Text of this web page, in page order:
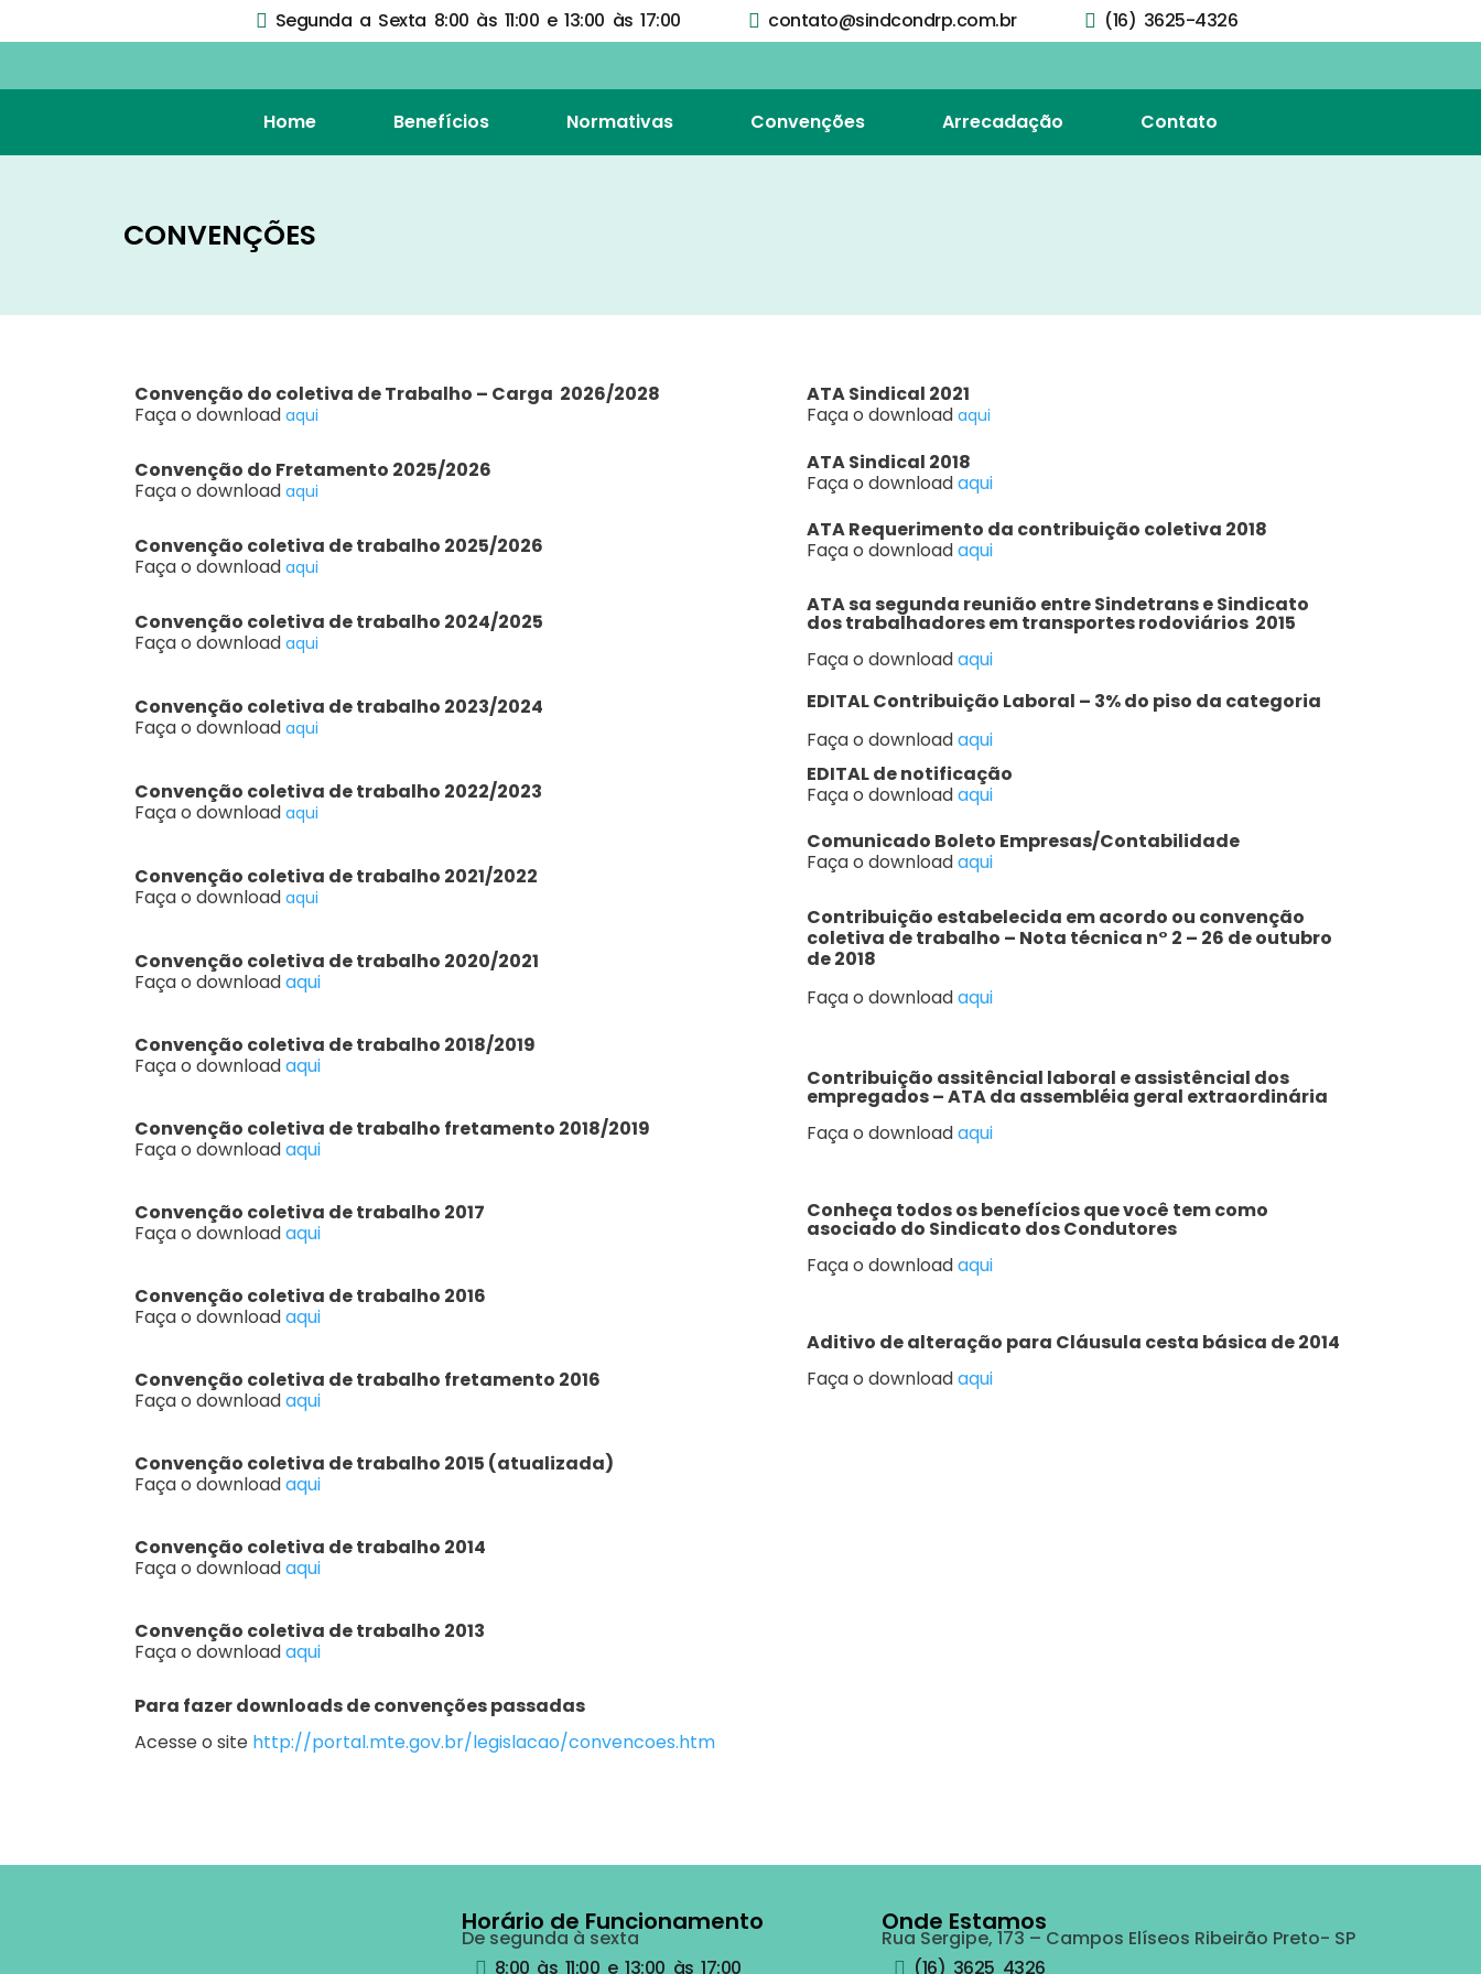
Segunda a Sexta 8:00 às 11:00 e 13:00 às 17:00 contato@sindcondrp.com.br (16) 3625-4326
Home Benefícios Normativas Convenções Arrecadação Contato
CONVENÇÕES
Convenção do coletiva de Trabalho – Carga 2026/2028
Faça o download aqui
Convenção do Fretamento 2025/2026
Faça o download aqui
Convenção coletiva de trabalho 2025/2026
Faça o download aqui
Convenção coletiva de trabalho 2024/2025
Faça o download aqui
Convenção coletiva de trabalho 2023/2024
Faça o download aqui
Convenção coletiva de trabalho 2022/2023
Faça o download aqui
Convenção coletiva de trabalho 2021/2022
Faça o download aqui
Convenção coletiva de trabalho 2020/2021
Faça o downloadaqui
Convenção coletiva de trabalho 2018/2019
Faça o downloadaqui
Convenção coletiva de trabalho fretamento 2018/2019
Faça o downloadaqui
Convenção coletiva de trabalho 2017
Faça o downloadaqui
Convenção coletiva de trabalho 2016
Faça o downloadaqui
Convenção coletiva de trabalho fretamento 2016
Faça o downloadaqui
Convenção coletiva de trabalho 2015 (atualizada)
Faça o downloadaqui
Convenção coletiva de trabalho 2014
Faça o downloadaqui
Convenção coletiva de trabalho 2013
Faça o downloadaqui
Para fazer downloads de convenções passadas
Acesse o site http://portal.mte.gov.br/legislacao/convencoes.htm
ATA Sindical 2021
Faça o download aqui
ATA Sindical 2018
Faça o downloadaqui
ATA Requerimento da contribuição coletiva 2018
Faça o downloadaqui
ATA sa segunda reunião entre Sindetrans e Sindicato
dos trabalhadores em transportes rodoviários 2015
Faça o downloadaqui
EDITAL Contribuição Laboral – 3% do piso da categoria
Faça o downloadaqui
EDITAL de notificação
Faça o downloadaqui
Comunicado Boleto Empresas/Contabilidade
Faça o downloadaqui
Contribuição estabelecida em acordo ou convenção
coletiva de trabalho – Nota técnica n° 2 – 26 de outubro
de 2018
Faça o downloadaqui
Contribuição assitêncial laboral e assistêncial dos
empregados – ATA da assembléia geral extraordinária
Faça o downloadaqui
Conheça todos os benefícios que você tem como
asociado do Sindicato dos Condutores
Faça o downloadaqui
Aditivo de alteração para Cláusula cesta básica de 2014
Faça o downloadaqui
Horário de Funcionamento
De segunda à sexta
8:00 às 11:00 e 13:00 às 17:00
Onde Estamos
Rua Sergipe, 173 – Campos Elíseos Ribeirão Preto- SP
(16) 3625 4326